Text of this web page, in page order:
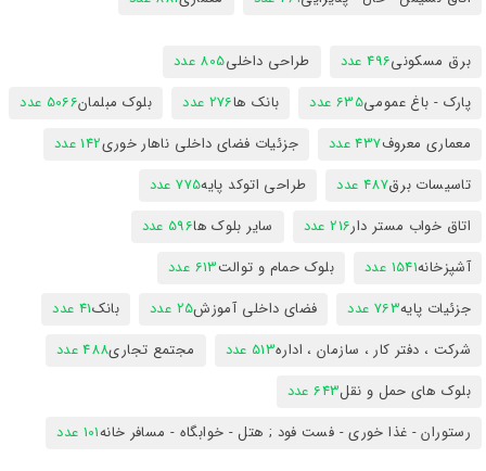
برق مسکونی496 عدد طراحی داخلی805 عدد
پارک - باغ عمومی635 عدد بانک ها276 عدد بلوک مبلمان5066 عدد
معماری معروف437 عدد جزئیات فضای داخلی ناهار خوری142 عدد
تاسیسات برق487 عدد طراحی اتوکد پایه775 عدد
اتاق خواب مستر دار216 عدد سایر بلوک ها596 عدد
آشپزخانه1541 عدد بلوک حمام و توالت613 عدد
جزئیات پایه763 عدد فضای داخلی آموزش25 عدد بانک41 عدد
شرکت ، دفتر کار ، سازمان ، اداره513 عدد مجتمع تجاری488 عدد
بلوک های حمل و نقل643 عدد
رستوران - غذا خوری - فست فود ; هتل - خوابگاه - مسافر خانه101 عدد